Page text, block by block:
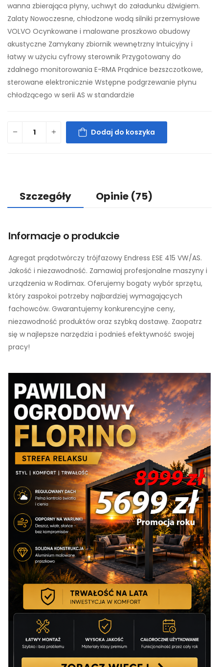
wanna zbierająca płyny, uchwyt do załadunku dźwigiem.
Zalaty Nowoczesne, chłodzone wodą silniki przemysłowe
VOLVO Ocynkowane i malowane proszkowo obudowy
akustyczne Zamykany zbiornik wewnętrzny Intuicyjny i
łatwy w użyciu cyfrowy sterownik Przygotowany do
zdalnego monitorowania E-RMA Prądnice bezszczotkowe,
sterowane elektronicznie Wstępne podgrzewanie płynu
chłodzącego w serii AS w standardzie
Dodaj do koszyka
Szczegóły Opinie (75)
Informacje o produkcie
Agregat prądotwórczy trójfazowy Endress ESE 415 VW/AS.
Jakość i niezawodność. Zamawiaj profesjonalne maszyny i
urządzenia w Rodimax. Oferujemy bogaty wybór sprzętu,
który zaspokoi potrzeby najbardziej wymagających
fachowców. Gwarantujemy konkurencyjne ceny,
niezawodność produktów oraz szybką dostawę. Zaopatrz
się w najlepsze narzędzia i podnieś efektywność swojej
pracy!